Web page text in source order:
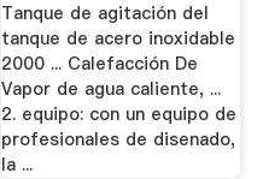
Tanque de agitación del
tanque de acero inoxidable
2000 ... Calefacción De
Vapor de agua caliente, ...
2. equipo: con un equipo de
profesionales de disenado,
la ...